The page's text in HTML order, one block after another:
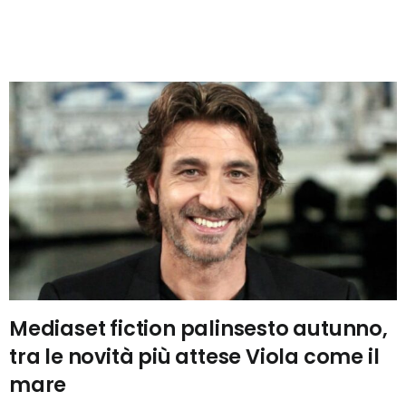
Mediaset fiction palinsesto autunno,
tra le novità più attese Viola come il
mare